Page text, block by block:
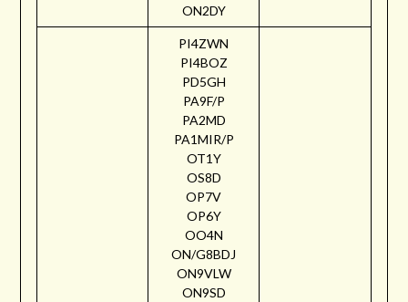
ON2DY
PI4ZWN
PI4BOZ
PD5GH
PA9F/P
PA2MD
PA1MIR/P
OT1Y
OS8D
OP7V
OP6Y
OO4N
ON/G8BDJ
ON9VLW
ON9SD